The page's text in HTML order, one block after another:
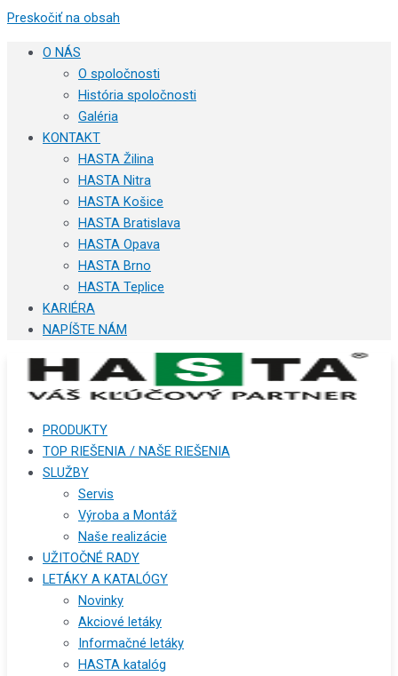
Preskočiť na obsah
O NÁS
O spoločnosti
História spoločnosti
Galéria
KONTAKT
HASTA Žilina
HASTA Nitra
HASTA Košice
HASTA Bratislava
HASTA Opava
HASTA Brno
HASTA Teplice
KARIÉRA
NAPÍŠTE NÁM
PRODUKTY
TOP RIEŠENIA / NAŠE RIEŠENIA
SLUŽBY
Servis
Výroba a Montáž
Naše realizácie
UŽITOČNÉ RADY
LETÁKY A KATALÓGY
Novinky
Akciové letáky
Informačné letáky
HASTA katalóg